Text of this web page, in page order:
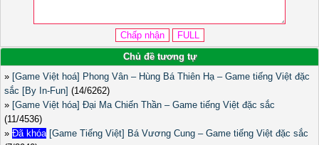
Chủ đề tương tự
» [Game Việt hoá] Phong Vân – Hùng Bá Thiên Hạ – Game tiếng Việt đặc
sắc [By In-Fun] (14/6262)
» [Game Việt hóa] Đại Ma Chiến Thần – Game tiếng Việt đặc sắc
(11/4536)
» Đã khóa [Game Tiếng Việt] Bá Vương Cung – Game tiếng Việt đặc sắc